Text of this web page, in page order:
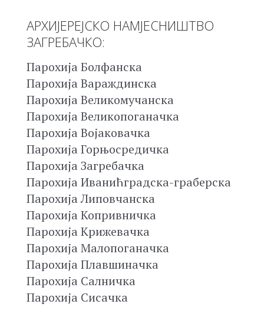
АРХИЈЕРЕЈСКО НАМЈЕСНИШТВО
ЗАГРЕБАЧКО:
Парохија Болфанска
Парохија Вараждинска
Парохија Великомучанска
Парохија Великопоганачка
Парохија Војаковачка
Парохија Горњосредичка
Парохија Загребачка
Парохија Иванићградска-граберска
Парохија Липовчанска
Парохија Копривничка
Парохија Крижевачка
Парохија Малопоганачка
Парохија Плавшиначка
Парохија Салничка
Парохија Сисачка